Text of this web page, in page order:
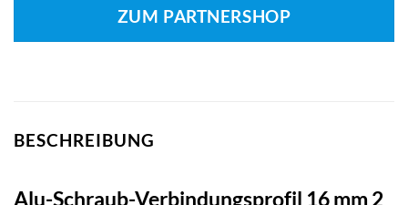
ZUM PARTNERSHOP
BESCHREIBUNG
Alu-Schraub-Verbindungsprofil 16 mm 2